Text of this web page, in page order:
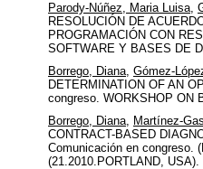
Parody-Núñez, Maria Luisa,
RESOLUCIÓN DE
PROGRAMACIÓN CON
SOFTWARE Y BASES DE
Borrego, Diana, Gómez-
DETERMINATION OF AN
congreso. WORKSHOP ON
Borrego, Diana, Martínez-
CONTRACT-BASED
Comunicación en congreso.
(21.2010.PORTLAND,